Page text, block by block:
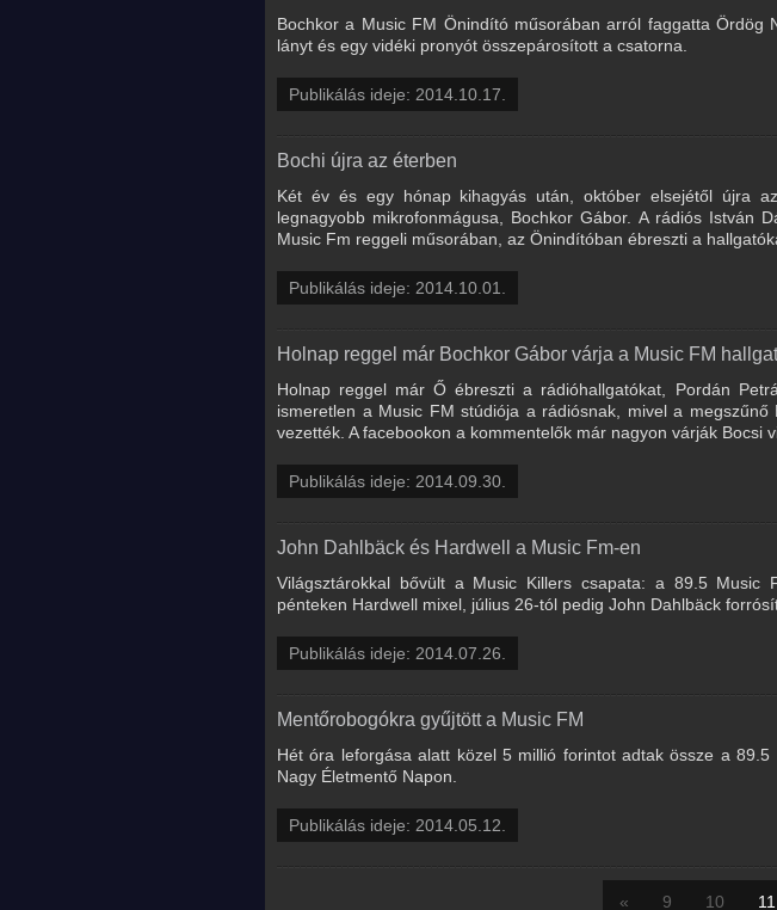
Bochkor a Music FM Önindító műsorában arról faggatta Ördög
lányt és egy vidéki pronyót összepárosított a csatorna.
Publikálás ideje: 2014.10.17.
Bochi újra az éterben
Két év és egy hónap kihagyás után, október elsejétől újra
legnagyobb mikrofonmágusa, Bochkor Gábor. A rádiós István
Music Fm reggeli műsorában, az Önindítóban ébreszti a
Publikálás ideje: 2014.10.01.
Holnap reggel már Bochkor Gábor várja a Music FM
Holnap reggel már Ő ébreszti a rádióhallgatókat, Pordán
ismeretlen a Music FM stúdiója a rádiósnak, mivel a
vezették. A facebookon a kommentelők már nagyon várják Bocsi
Publikálás ideje: 2014.09.30.
John Dahlbäck és Hardwell a Music Fm-en
Világsztárokkal bővült a Music Killers csapata: a 89.5 Music
pénteken Hardwell mixel, július 26-tól pedig John Dahlbäck
Publikálás ideje: 2014.07.26.
Mentőrobogókra gyűjtött a Music FM
Hét óra leforgása alatt közel 5 millió forintot adtak össze a
Nagy Életmentő Napon.
Publikálás ideje: 2014.05.12.
« 9 10 11